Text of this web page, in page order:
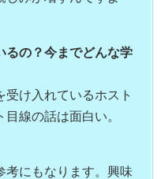
るの？今までどんな学
受け入れているホスト
線の話は面白い。
考にもなります。興味